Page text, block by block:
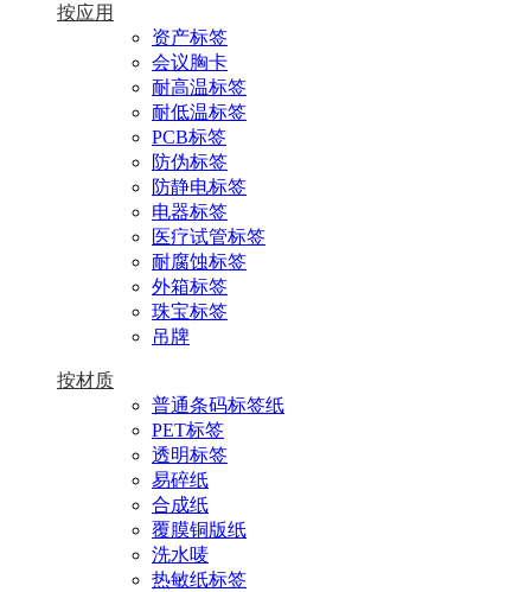
按应用
资产标签
会议胸卡
耐高温标签
耐低温标签
PCB标签
防伪标签
防静电标签
电器标签
医疗试管标签
耐腐蚀标签
外箱标签
珠宝标签
吊牌
按材质
普通条码标签纸
PET标签
透明标签
易碎纸
合成纸
覆膜铜版纸
洗水唛
热敏纸标签